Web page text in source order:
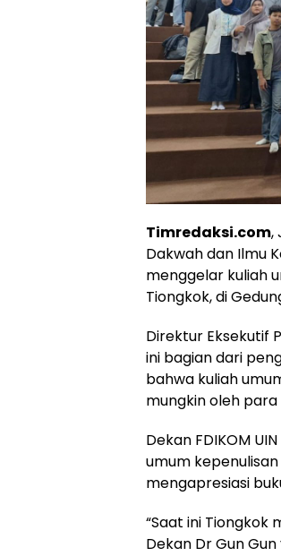
Timredaksi.com,
Dakwah dan Ilmu
menggelar kuliah
Tiongkok, di
Direktur Eksekutif
ini bagian dari
bahwa kuliah
mungkin oleh para
Dekan FDIKOM
umum
mengapresiasi
“Saat ini
Dekan Dr Gun